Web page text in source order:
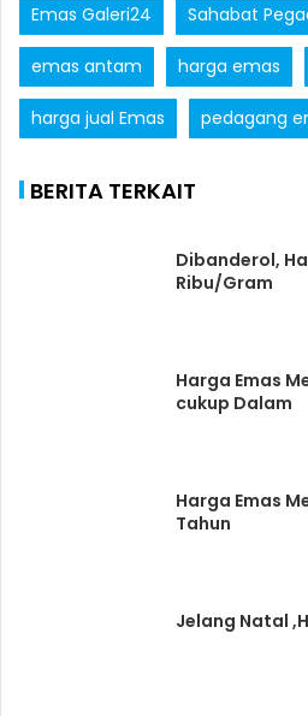
Emas Galeri24 Sahabat
emas antam harga emas
harga jual Emas pedagang
BERITA TERKAIT
Dibanderol,
Ribu/Gram
Harga Emas
cukup Dalam
Harga Emas
Tahun
Jelang Natal